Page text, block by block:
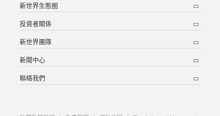
新世界生態圈
投資者關係
新世界團隊
新聞中心
聯絡我們